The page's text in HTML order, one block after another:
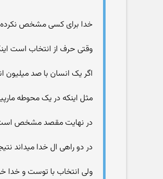
خدا برای کسی مشخص
وقتی حرف از انتخاب است
اگر یک انسان با صد میلیون
مثل اینکه در یک محوطه
در نهایت مقصد مشخص است او
در دو راهی ال خدا میداند
ولی انتخاب با توست و خدا